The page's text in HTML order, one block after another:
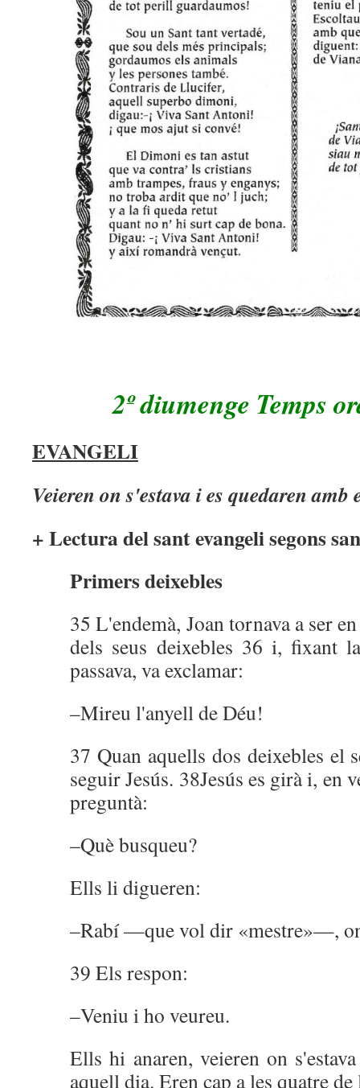
2º diumenge Temps
EVANGELI
Veieren on s'estava i es quedaren amb
+ Lectura del sant evangeli segons
Primers deixebles
35 L'endemà, Joan tornava a ser
dels seus deixebles 36 i, fixant
passava, va exclamar:
–Mireu l'anyell de Déu!
37 Quan aquells dos deixebles el
seguir Jesús. 38Jesús es girà i, en
preguntà:
–Què busqueu?
Ells li digueren:
–Rabí —que vol dir «mestre»—,
39 Els respon:
–Veniu i ho veureu.
Ells hi anaren, veieren on
aquell dia. Eren cap a les quatre de